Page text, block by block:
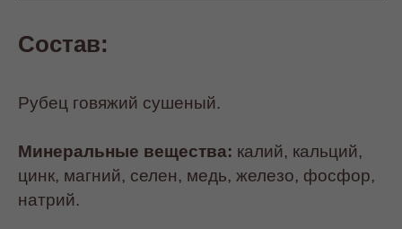
Состав:
Рубец говяжий сушеный.
Минеральные вещества: калий, кальций,
цинк, магний, селен, медь, железо, фосфор,
натрий.